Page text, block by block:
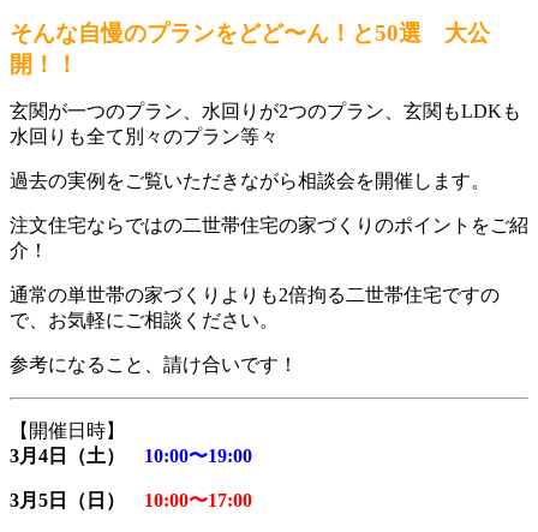
そんな自慢のプランをどど〜ん！と50選 大公
開！！
玄関が一つのプラン、水回りが2つのプラン、玄関もLDKも
水回りも全て別々のプラン等々
過去の実例をご覧いただきながら相談会を開催します。
注文住宅ならではの二世帯住宅の家づくりのポイントをご紹
介！
通常の単世帯の家づくりよりも2倍拘る二世帯住宅ですの
で、お気軽にご相談ください。
参考になること、請け合いです！
【開催日時】
3月4日（土） 10:00〜19:00
3月5日（日） 10:00〜17:00